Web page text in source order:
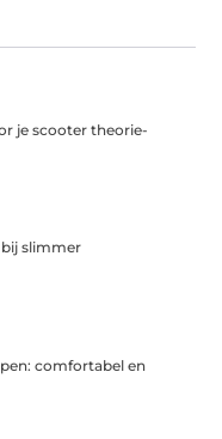
je scooter theorie-
slimmer
comfortabel en